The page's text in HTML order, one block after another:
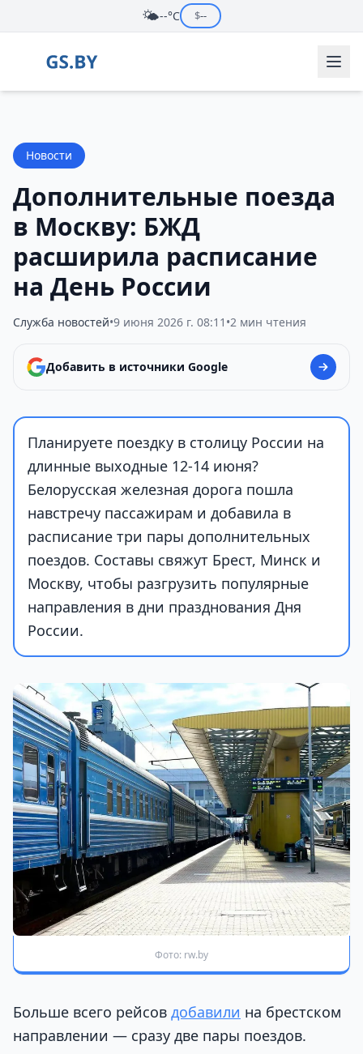
🌤️--°C $--
Новости
Дополнительные поезда
в Москву: БЖД
расширила расписание
на День России
Служба новостей•9 июня 2026 г. 08:11 •2 мин чтения
Добавить в источники Google
Планируете поездку в столицу России на
длинные выходные 12-14 июня?
Белорусская железная дорога пошла
навстречу пассажирам и добавила в
расписание три пары дополнительных
поездов. Составы свяжут Брест, Минск и
Москву, чтобы разгрузить популярные
направления в дни празднования Дня
России.
Фото: rw.by
Больше всего рейсов добавили на брестском
направлении — сразу две пары поездов.